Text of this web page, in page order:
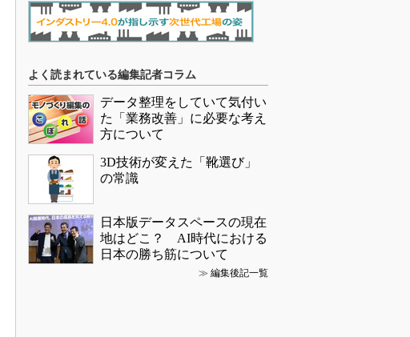
よく読まれている編集記者コラム
データ整理をしていて気付い
た「業務改善」に必要な考え
方について
3D技術が変えた「靴選び」
の常識
日本版データスペースの現在
地はどこ？ AI時代における
日本の勝ち筋について
≫ 編集後記一覧